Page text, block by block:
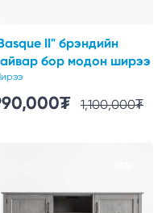
II" брэндийн
бор модон ширээ
₮ 1,100,000₮